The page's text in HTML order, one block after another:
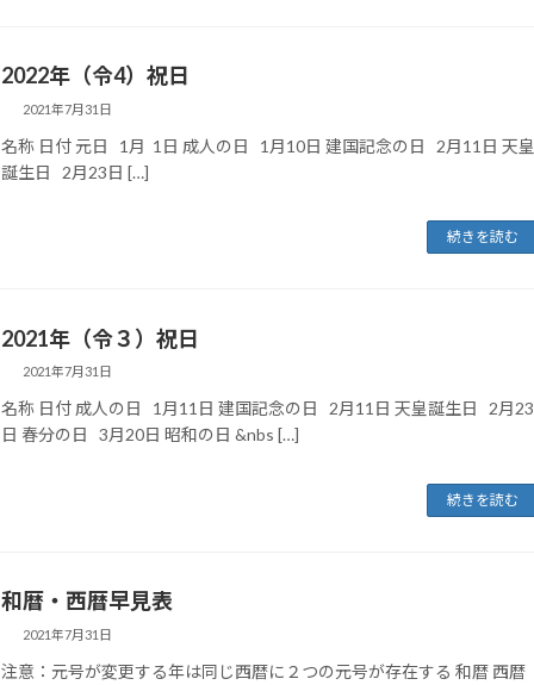
2022年（令4）祝日
2021年7月31日
名称 日付 元日 1月 1日 成人の日 1月10日 建国記念の日 2月11日 天皇
誕生日 2月23日 […]
続きを読む
2021年（令３）祝日
2021年7月31日
名称 日付 成人の日 1月11日 建国記念の日 2月11日 天皇誕生日 2月23
日 春分の日 3月20日 昭和の日 &nbs […]
続きを読む
和暦・西暦早見表
2021年7月31日
注意：元号が変更する年は同じ西暦に２つの元号が存在する 和暦 西暦